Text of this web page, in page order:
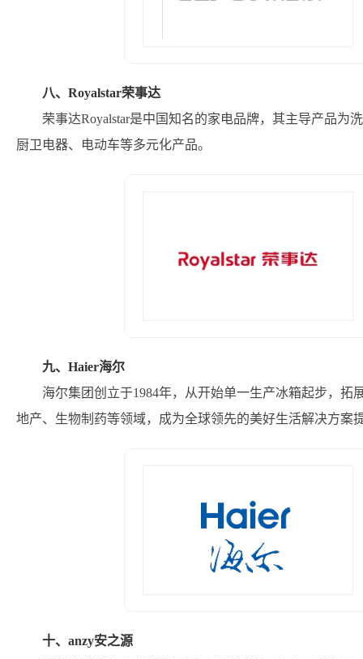
八、Royalstar荣事达
荣事达Royalstar是中国知名的家电品牌，其主导产品
厨卫电器、电动车等多元化产品。
九、Haier海尔
海尔集团创立于1984年，从开始单一生产冰箱起步，
地产、生物制药等领域，成为全球领先的美好生活解决方案
十、anzy安之源